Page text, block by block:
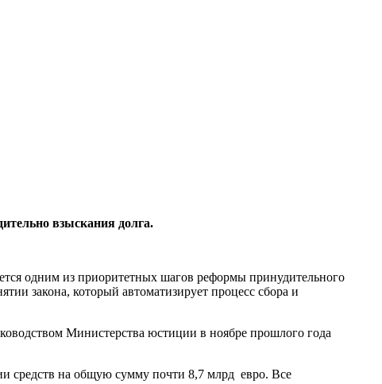
взыскания долга.
одним из приоритетных шагов реформы принудительного
закона, который автоматизирует процесс сбора и
Министерства юстиции в ноябре прошлого года
средств на общую сумму почти 8,7 млрд евро. Все